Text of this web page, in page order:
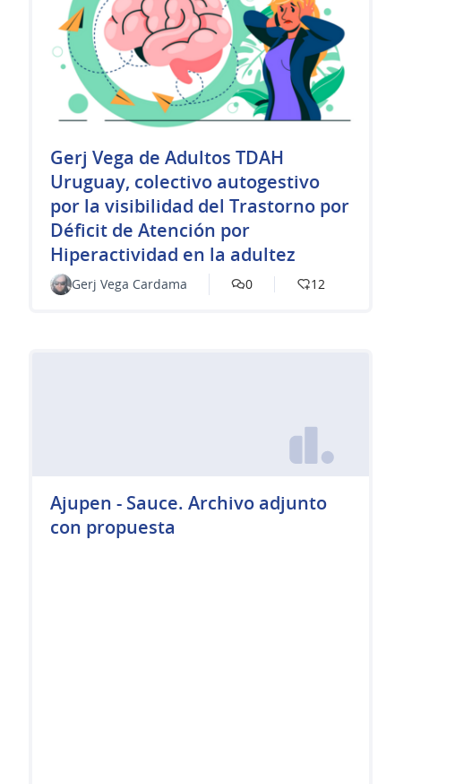
Gerj Vega de Adultos TDAH
Uruguay, colectivo autogestivo
por la visibilidad del Trastorno por
Déficit de Atención por
Hiperactividad en la adultez
Gerj Vega Cardama 0 12
Ajupen - Sauce. Archivo adjunto
con propuesta